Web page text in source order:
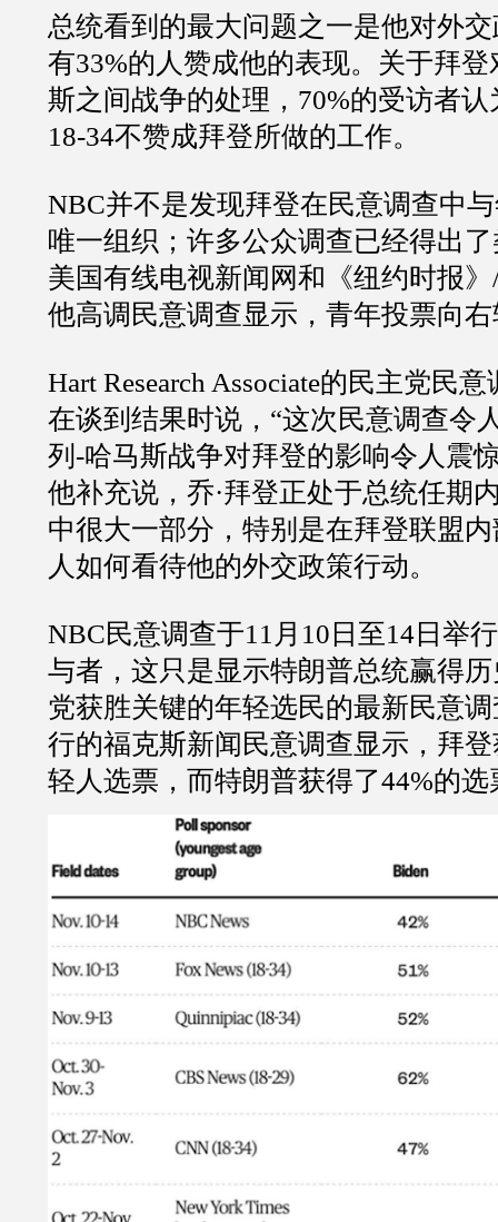
总统看到的最大问题之一是他对外
有33%的人赞成他的表现。关于拜
斯之间战争的处理，70%的受访者
18-34不赞成拜登所做的工作。
NBC并不是发现拜登在民意调查中
唯一组织；许多公众调查已经得出
美国有线电视新闻网和《纽约时报
他高调民意调查显示，青年投票向
Hart Research Associate的民主党民
在谈到结果时说，“这次民意调查令
列-哈马斯战争对拜登的影响令人震
他补充说，乔·拜登正处于总统任期
中很大一部分，特别是在拜登联盟
人如何看待他的外交政策行动。
NBC民意调查于11月10日至14日举
与者，这只是显示特朗普总统赢得
党获胜关键的年轻选民的最新民意
行的福克斯新闻民意调查显示，拜
轻人选票，而特朗普获得了44%的选